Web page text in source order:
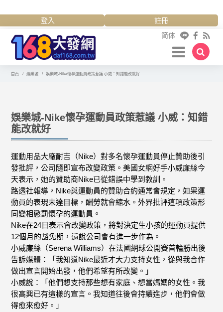
登入
註冊
简体
首頁 娛樂城 娛樂城-Nike懷孕運動員政策惹議 小威：知錯能改就好
娛樂城-Nike懷孕運動員政策惹議 小威：知錯
能改就好
運動用品大廠耐吉（Nike）對多名懷孕運動員停止贊助後引
發批評，公司隨即宣布改變政策。美國女網好手小威廉絲今
天表示，她的贊助商Nike已從錯誤中學到教訓。
路透社報導，Nike與運動員的贊助合約通常會規定，如果運
動員的表現未達目標，酬勞就會縮水。外界批評這項政策形
同變相懲罰懷孕的運動員。
Nike在24日表示會改變政策，將對決定生小孩的運動員提供
12個月的豁免期，還說公司會有進一步作為。
小威廉絲（Serena Williams）在法國網球公開賽首輪勝出後
告訴媒體：「我知道Nike最近才大力支持女性，從與我合作
做出宣言開始出發，他們希望有所改變。」
小威說：「他們想支持那些想有家庭、想當媽媽的女性。我
很高興已有這樣的宣言。我知道往後會持續進步，他們會做
得愈來愈好。」